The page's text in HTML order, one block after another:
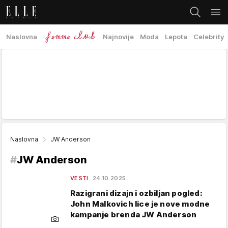
Naslovna Najnovije Moda Lepota Celebrity
Naslovna JW Anderson
#JW Anderson
VESTI 24.10.2025.
Razigrani dizajn i ozbiljan pogled:
John Malkovich lice je nove modne
kampanje brenda JW Anderson